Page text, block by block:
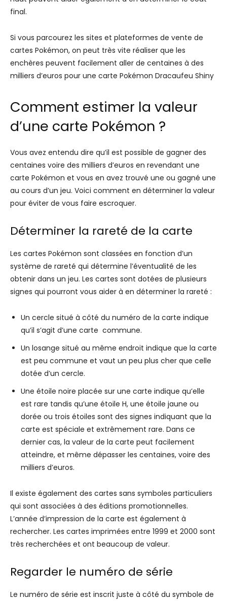
final.
Si vous parcourez les sites et plateformes de vente de
cartes Pokémon, on peut très vite réaliser que les
enchères peuvent facilement aller de centaines à des
milliers d’euros pour une carte Pokémon Dracaufeu Shiny
Comment estimer la valeur
d’une carte Pokémon ?
Vous avez entendu dire qu’il est possible de gagner des
centaines voire des milliers d’euros en revendant une
carte Pokémon et vous en avez trouvé une ou gagné une
au cours d’un jeu. Voici comment en déterminer la valeur
pour éviter de vous faire escroquer.
Déterminer la rareté de la carte
Les cartes Pokémon sont classées en fonction d’un
système de rareté qui détermine l’éventualité de les
obtenir dans un jeu. Les cartes sont dotées de plusieurs
signes qui pourront vous aider à en déterminer la rareté :
Un cercle situé à côté du numéro de la carte indique
qu’il s’agit d’une carte commune.
Un losange situé au même endroit indique que la carte
est peu commune et vaut un peu plus cher que celle
dotée d’un cercle.
Une étoile noire placée sur une carte indique qu’elle
est rare tandis qu’une étoile H, une étoile jaune ou
dorée ou trois étoiles sont des signes indiquant que la
carte est spéciale et extrêmement rare. Dans ce
dernier cas, la valeur de la carte peut facilement
atteindre, et même dépasser les centaines, voire des
milliers d’euros.
Il existe également des cartes sans symboles particuliers
qui sont associées à des éditions promotionnelles.
L’année d’impression de la carte est également à
rechercher. Les cartes imprimées entre 1999 et 2000 sont
très recherchées et ont beaucoup de valeur.
Regarder le numéro de série
Le numéro de série est inscrit juste à côté du symbole de